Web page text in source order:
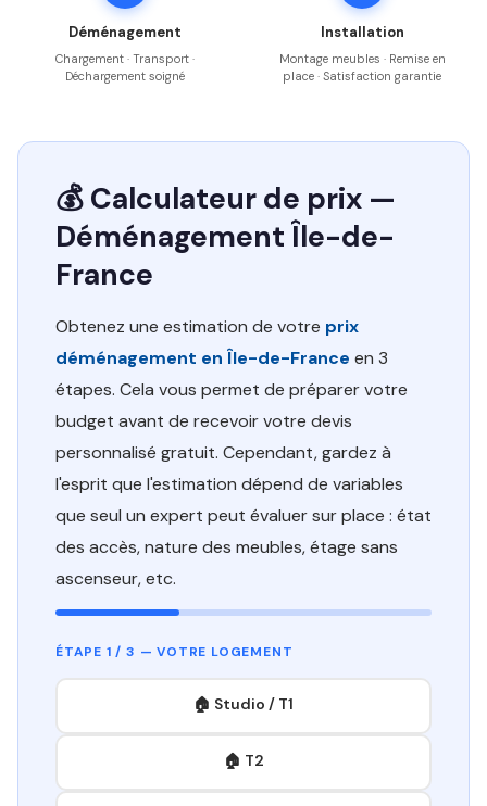
Déménagement
Chargement · Transport ·
Déchargement soigné
Installation
Montage meubles · Remise en
place · Satisfaction garantie
💰 Calculateur de prix —
Déménagement Île-de-
France
Obtenez une estimation de votre prix
déménagement en Île-de-France en 3
étapes. Cela vous permet de préparer votre
budget avant de recevoir votre devis
personnalisé gratuit. Cependant, gardez à
l'esprit que l'estimation dépend de variables
que seul un expert peut évaluer sur place : état
des accès, nature des meubles, étage sans
ascenseur, etc.
ÉTAPE 1 / 3 — VOTRE LOGEMENT
🏠 Studio / T1
🏠 T2